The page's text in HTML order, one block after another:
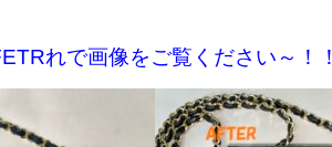
れで画像をご覧ください～！！